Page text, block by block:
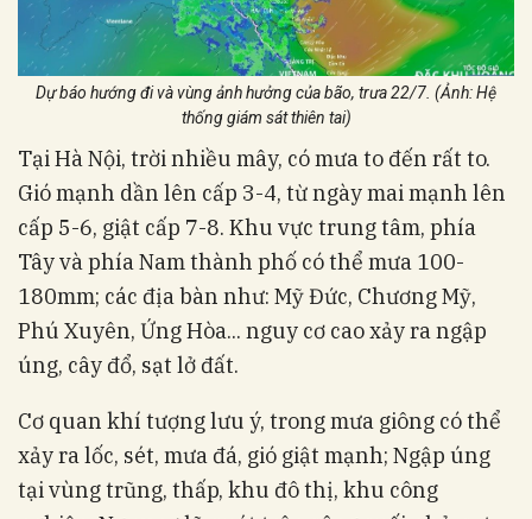
Dự báo hướng đi và vùng ảnh hưởng của bão, trưa 22/7. (Ảnh: Hệ
thống giám sát thiên tai)
Tại Hà Nội, trời nhiều mây, có mưa to đến rất to.
Gió mạnh dần lên cấp 3-4, từ ngày mai mạnh lên
cấp 5-6, giật cấp 7-8. Khu vực trung tâm, phía
Tây và phía Nam thành phố có thể mưa 100-
180mm; các địa bàn như: Mỹ Đức, Chương Mỹ,
Phú Xuyên, Ứng Hòa... nguy cơ cao xảy ra ngập
úng, cây đổ, sạt lở đất.
Cơ quan khí tượng lưu ý, trong mưa giông có thể
xảy ra lốc, sét, mưa đá, gió giật mạnh; Ngập úng
tại vùng trũng, thấp, khu đô thị, khu công